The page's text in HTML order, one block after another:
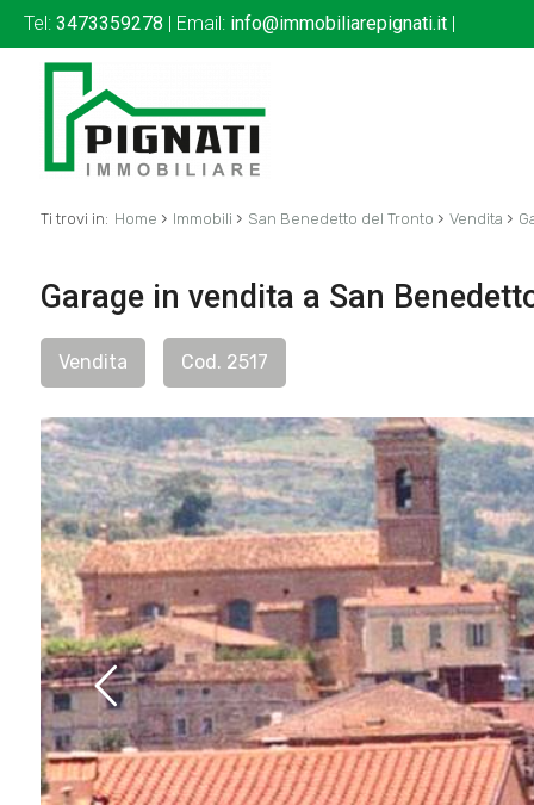
Tel: 3473359278 | Email: info@immobiliarepignati.it |
Ti trovi in: Home › Immobili › San Benedetto del Tronto › Vendita ›
Garage in vendita a San
Vendita Cod. 2517